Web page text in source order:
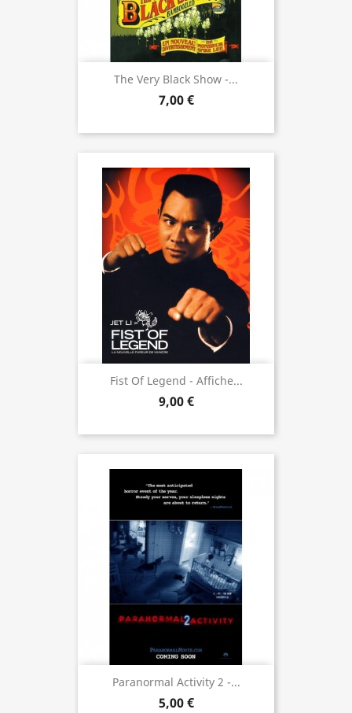
The Very Black Show -...
7,00 €
Fist Of Legend - Affiche...
9,00 €
Paranormal Activity 2 -...
5,00 €